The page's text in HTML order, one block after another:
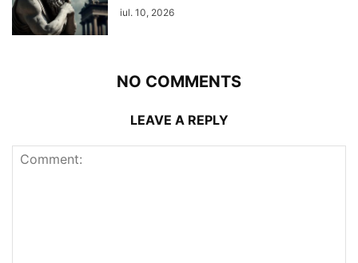
iul. 10, 2026
NO COMMENTS
LEAVE A REPLY